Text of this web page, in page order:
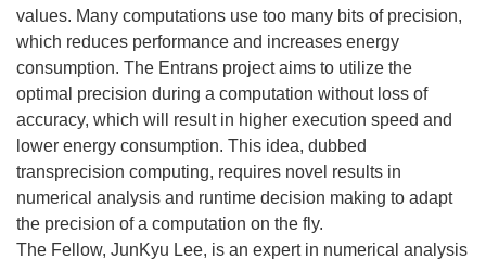
values. Many computations use too many bits of precision,
which reduces performance and increases energy
consumption. The Entrans project aims to utilize the
optimal precision during a computation without loss of
accuracy, which will result in higher execution speed and
lower energy consumption. This idea, dubbed
transprecision computing, requires novel results in
numerical analysis and runtime decision making to adapt
the precision of a computation on the fly.
The Fellow, JunKyu Lee, is an expert in numerical analysis